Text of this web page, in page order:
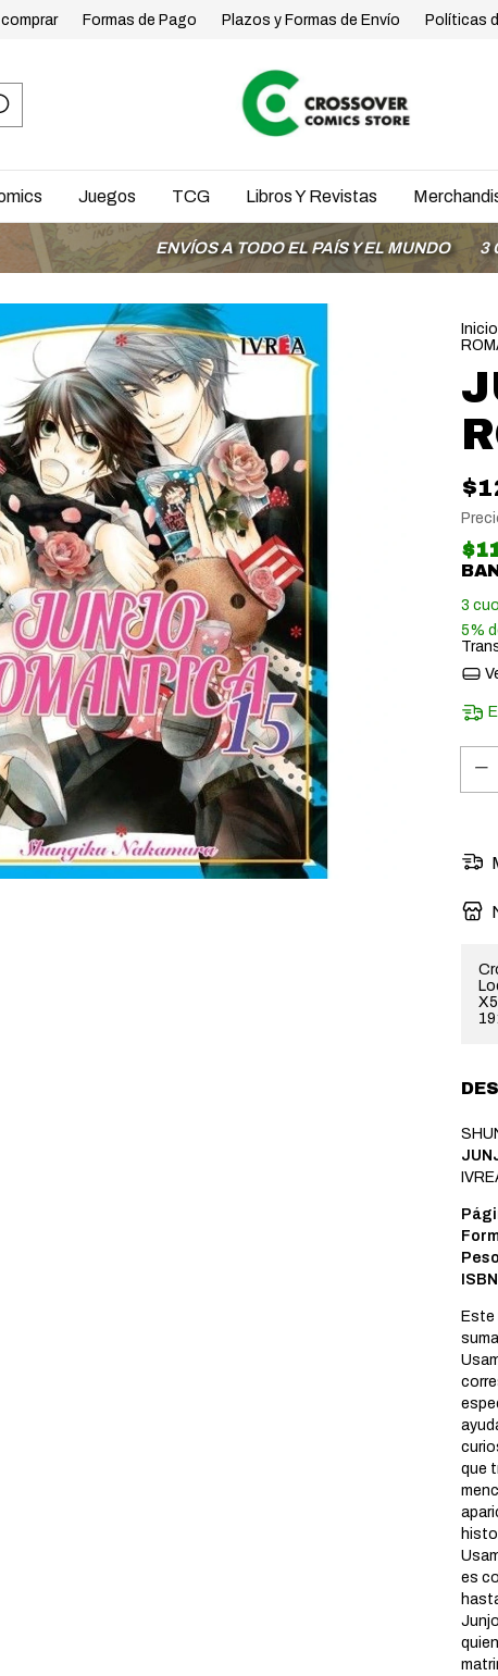
Formas de Pago Plazos y Formas de Envío Políticas
Juegos TCG Libros Y Revistas
ENVÍOS A TODO EL PAÍS Y EL MUNDO 3 CUOTAS
Inicio
3
5%
Este
que
es